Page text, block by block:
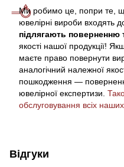
Ми робимо це, попри те,
ювелірні вироби входять
підлягають поверненню
якості нашої продукції!
маєте право повернути
аналогічний належної
пошкодження —
ювелірної експертизи.
обслуговування всіх
Відгуки